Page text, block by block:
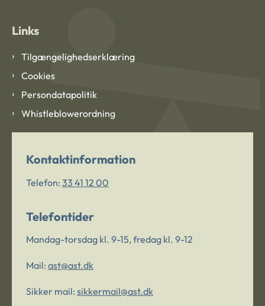
Links
Tilgængelighedserklæring
Cookies
Persondatapolitik
Whistleblowerordning
Kontaktinformation
Telefon: 33 41 12 00
Telefontider
Mandag-torsdag kl. 9-15, fredag kl. 9-12
Mail: ast@ast.dk
Sikker mail: sikkermail@ast.dk